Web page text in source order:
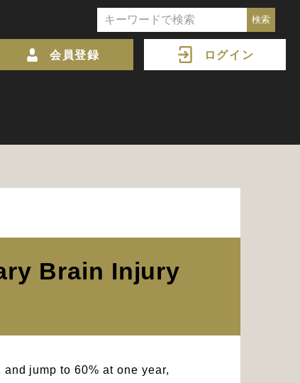
会員登録 ログイン
Brain Injury
jump to 60% at one year,